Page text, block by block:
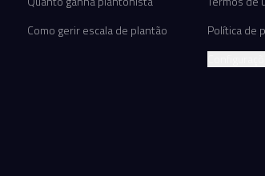
Como gerir escala de plantão
Política de